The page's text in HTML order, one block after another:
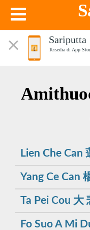
Sariputta
Tersedia di App
Lien Che Can
Yang Ce Can
Ta Pei Cou 大
Fo Suo A Mi